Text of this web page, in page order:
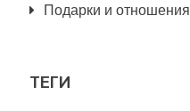
Подарки и отношения
ТЕГИ